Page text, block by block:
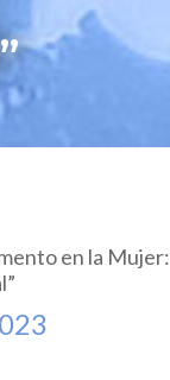
en la Mujer: